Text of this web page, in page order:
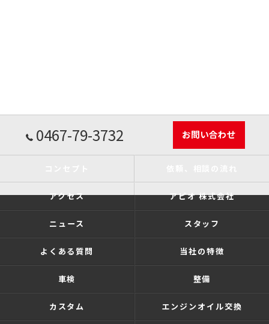
0467-79-3732 お問い合わせ
アクセス アピオ 株式会社
ニュース スタッフ
よくある質問 当社の特徴
車検 整備
カスタム エンジンオイル交換